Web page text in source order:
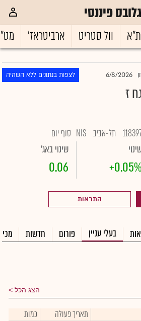
גלובס פיננסי
ת"א וול סטריט ארביטראז'
6/8/2026 לצפות בנתונים ללא השהיה
ז
תל-אביב NIS סוף יום
+0.05%
שינוי באג'
0.06
התראות
בעלי עניין פורום חדשות
הצג הכל
תאריך פעולה
כמות